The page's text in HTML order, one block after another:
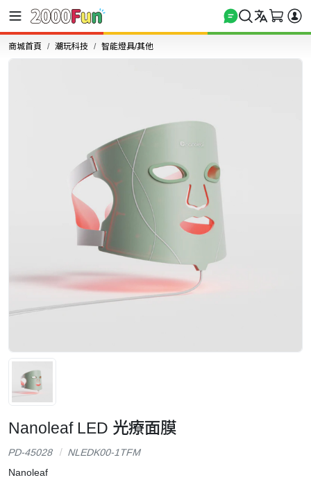
商城首頁 潮玩科技 智能燈具/其他
Nanoleaf LED 光療面膜
PD-45028
NLEDK00-1TFM
Nanoleaf